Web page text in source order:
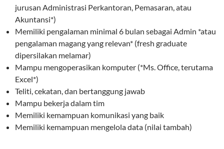
jurusan Administrasi Perkantoran, Pemasaran, atau
Akuntansi*)
Memiliki pengalaman minimal 6 bulan sebagai Admin *atau
pengalaman magang yang relevan* (fresh graduate
dipersilakan melamar)
Mampu mengoperasikan komputer (*Ms. Office, terutama
Excel*)
Teliti, cekatan, dan bertanggung jawab
Mampu bekerja dalam tim
Memiliki kemampuan komunikasi yang baik
Memiliki kemampuan mengelola data (nilai tambah)